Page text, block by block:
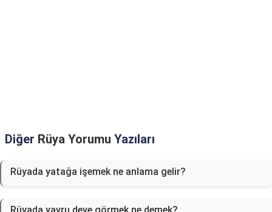
Diğer Rüya Yorumu Yazıları
Rüyada yatağa işemek ne anlama gelir?